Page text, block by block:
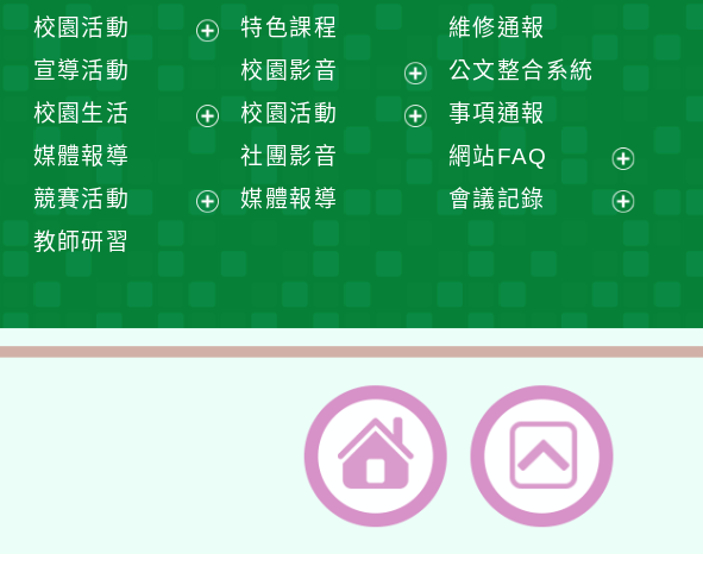
展
開
單
校園活動
選
宣導活動
校園生活
選
媒體報導
競賽活動
單
教師研習
特色課程
校園影音
展
校園活動
社團影音
媒體報導
維修通報
公文整合系統
事項通報
網站FAQ
展
開
會議記錄
單